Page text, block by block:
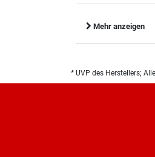
Mehr anzeigen
* UVP des Herstellers;